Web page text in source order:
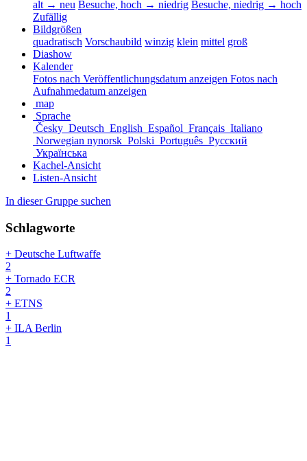
alt → neu Besuche, hoch → niedrig Besuche, niedrig → hoch
Zufällig
Bildgrößen
quadratisch Vorschaubild winzig klein mittel groß
Diashow
Kalender
Fotos nach Veröffentlichungsdatum anzeigen Fotos nach
Aufnahmedatum anzeigen
map
Sprache
Česky Deutsch English Español Français Italiano
Norwegian nynorsk Polski Português Русский
Українська
Kachel-Ansicht
Listen-Ansicht
In dieser Gruppe suchen
Schlagworte
+ Deutsche Luftwaffe
2
+ Tornado ECR
2
+ ETNS
1
+ ILA Berlin
1